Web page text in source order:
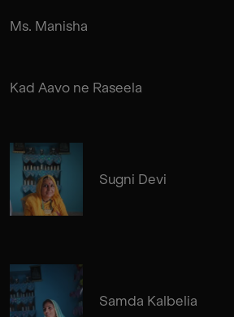
Ms. Manisha
Kad Aavo ne Raseela
Sugni Devi
Samda Kalbelia